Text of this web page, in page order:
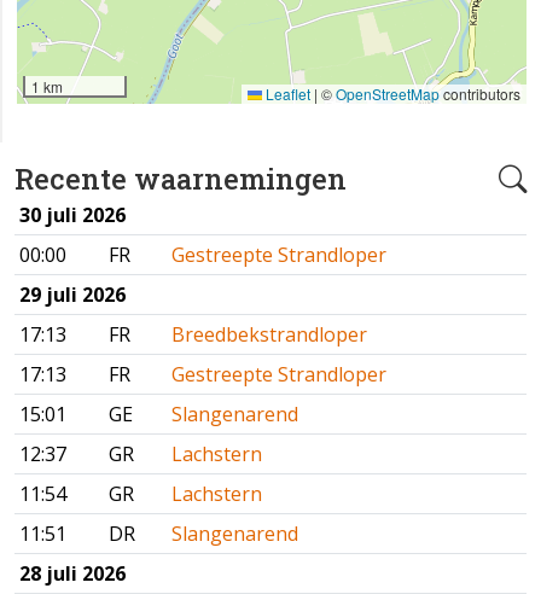
Recente waarnemingen
30 juli 2026
00:00
FR
Gestreepte Strandloper
29 juli 2026
17:13
FR
Breedbekstrandloper
17:13
FR
Gestreepte Strandloper
15:01
GE
Slangenarend
12:37
GR
Lachstern
11:54
GR
Lachstern
11:51
DR
Slangenarend
28 juli 2026
1 km Leaflet | ©OpenStreetMapcontributors